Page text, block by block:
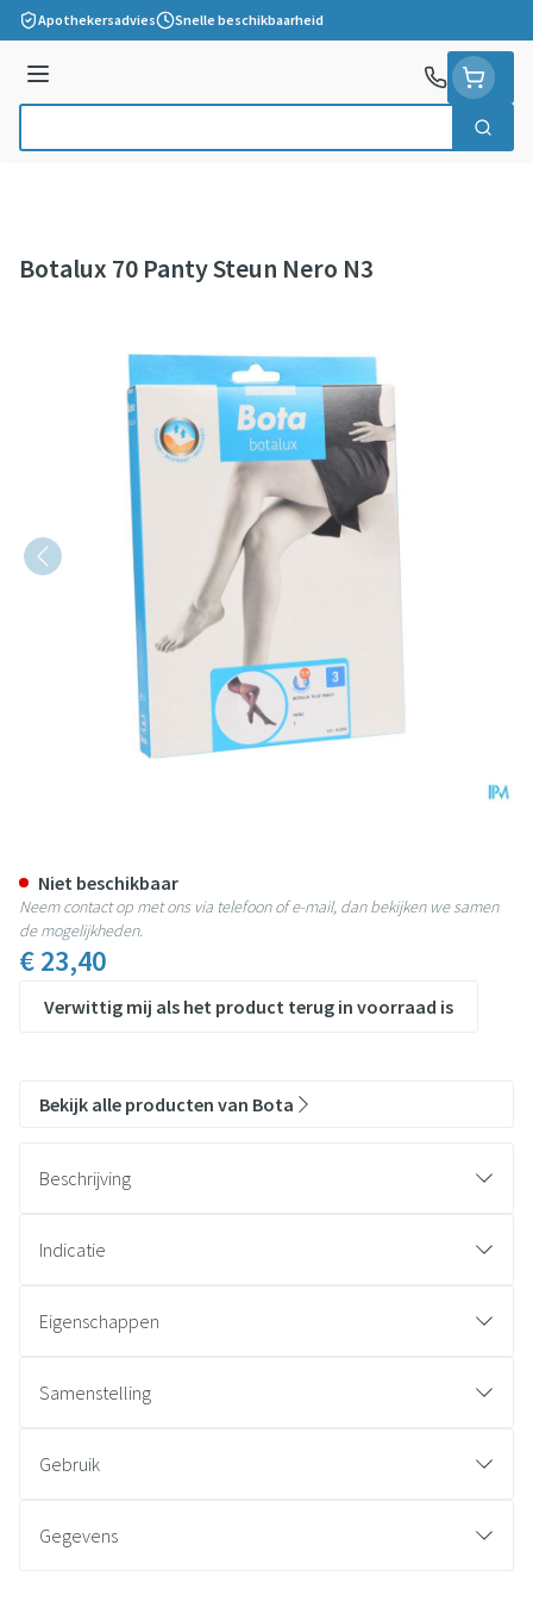
Ga naar de inhoud
Apothekersadvies Snelle beschikbaarheid
Menu
Zoek
Botalux 70 Panty Steun Nero N3
€ 23,40
Verwittig mij als het product terug in voorraad is
Niet beschikbaar
Neem contact op met ons via telefoon of e-mail, dan bekijken we samen
de mogelijkheden.
Bekijk alle producten van Bota
Beschrijving
Indicatie
Eigenschappen
Samenstelling
Gebruik
Gegevens